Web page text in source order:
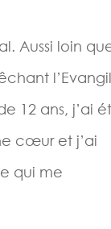
Aussi loin
12 ans, j’ai
cœur et j’ai
qui me